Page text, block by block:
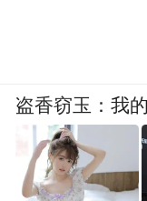
盗香窃玉：我